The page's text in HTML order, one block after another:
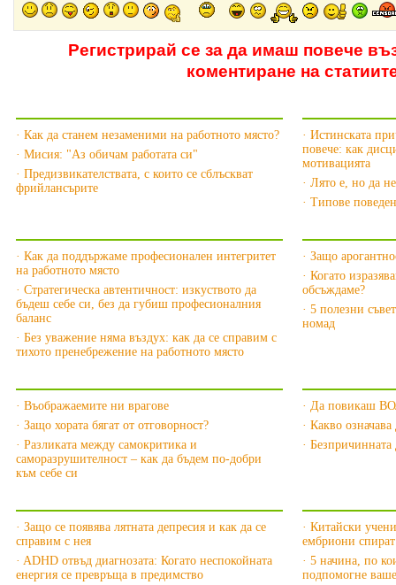
Регистрирай се за да имаш повече
коментиране на
· Как да станем незаменими на работното място?
· Мисия: "Аз обичам работата си"
· Предизвикателствата, с които се сблъскват
фрийлансърите
· Истинската
повече: как
мотивацията
· Лято е, но да
· Типове
· Как да поддържаме професионален интегритет
на работното място
· Стратегическа автентичност: изкуството да
бъдеш себе си, без да губиш професионалния
баланс
· Без уважение няма въздух: как да се справим с
тихото пренебрежение на работното място
· Защо
· Когато
обсъждаме?
· 5 полезни
номад
· Въображаемите ни врагове
· Защо хората бягат от отговорност?
· Разликата между самокритика и
саморазрушителност – как да бъдем по-добри
към себе си
· Да повикаш
· Какво
· Безпричинната
· Защо се появява лятната депресия и как да се
справим с нея
· ADHD отвъд диагнозата: Когато неспокойната
енергия се превръща в предимство
· Китайски
ембриони
· 5 начина, по
подпомогне